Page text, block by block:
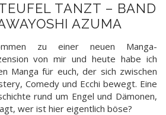
TANZT – BAND
AZUMA
zu einer neuen Manga-
von mir und heute habe ich
Manga für euch, der sich zwischen
Comedy und Ecchi bewegt. Eine
rund um Engel und Dämonen,
wer ist hier eigentlich böse?